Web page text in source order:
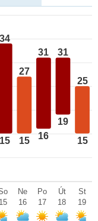
34
15
27
15
31
16
31
19
25
15
15
Ne
16
Po
17
Út
18
St
19